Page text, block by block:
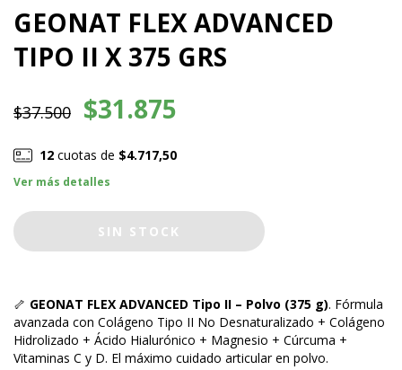
GEONAT FLEX ADVANCED
TIPO II X 375 GRS
$37.500 $31.875
12cuotas de $4.717,50
Ver más detalles
🦴 GEONAT FLEX ADVANCED Tipo II – Polvo (375 g). Fórmula
avanzada con Colágeno Tipo II No Desnaturalizado + Colágeno
Hidrolizado + Ácido Hialurónico + Magnesio + Cúrcuma +
Vitaminas C y D. El máximo cuidado articular en polvo.